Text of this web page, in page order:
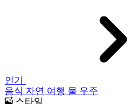
인기
음식 자연 여행 물 우주
스타일